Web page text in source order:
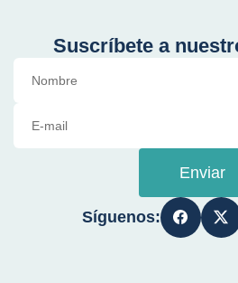
Suscríbete a
Enviar
Síguenos: